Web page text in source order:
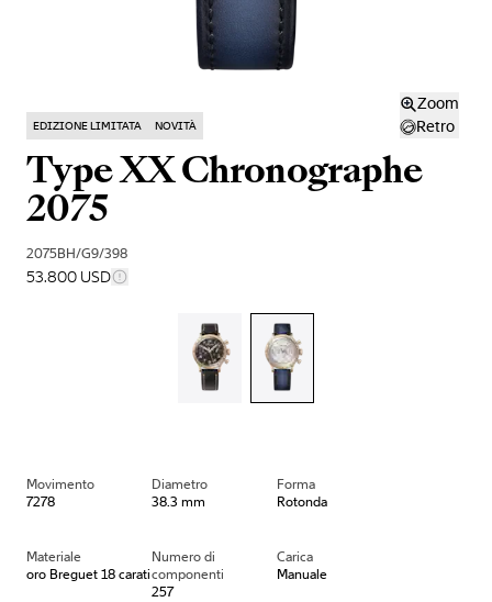
Zoom
Retro
EDIZIONE LIMITATA NOVITÀ
Type XX Chronographe
2075
2075BH/G9/398
53.800 USD
Movimento
7278
Diametro
38.3 mm
Forma
Rotonda
Materiale
oro Breguet 18 carati
Numero di
componenti
257
Carica
Manuale